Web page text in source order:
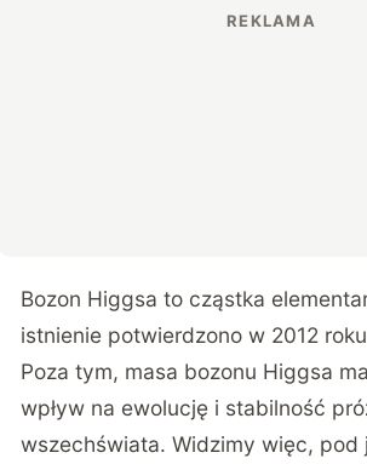
Bozon Higgsa to cząstka
istnienie potwierdzono w 2012 roku
Poza tym, masa bozonu Higgsa
wpływ na ewolucję i stabilność
wszechświata. Widzimy więc, pod